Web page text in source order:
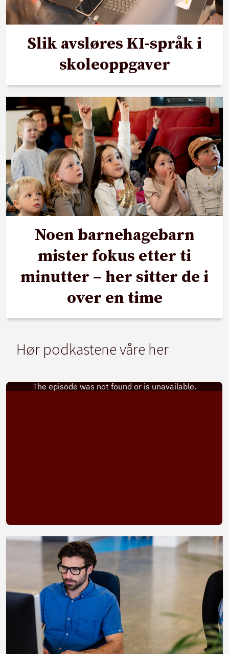
Slik avsløres KI-språk i
skoleoppgaver
Noen barnehagebarn
mister fokus etter ti
minutter – her sitter de i
over en time
Hør podkastene våre her